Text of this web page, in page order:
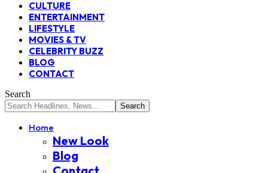
CULTURE
ENTERTAINMENT
LIFESTYLE
MOVIES & TV
CELEBRITY BUZZ
BLOG
CONTACT
Search
Home
New Look
Blog